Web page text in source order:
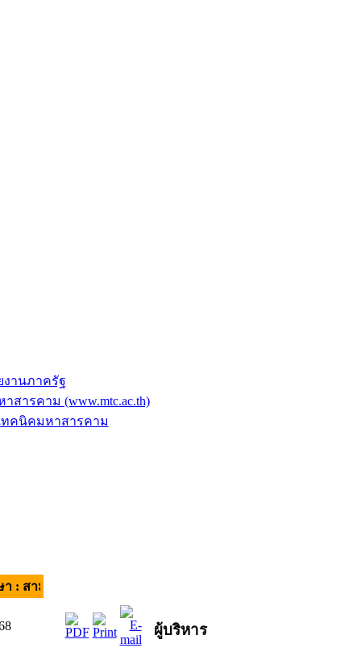
งานภาครัฐ
ารคาม (www.mtc.ac.th)
ทคนิคมหาสารคาม
มัคคี มีวินัย ใส่ใจบริการ | อัตลักษณ์ของผู้เรียน : วินัยดี มีทักษะ |
ผู้บริหาร